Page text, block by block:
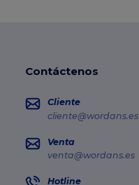
Contáctenos
Cliente
cliente@wordans.es
Venta
venta@wordans.es
Hotline